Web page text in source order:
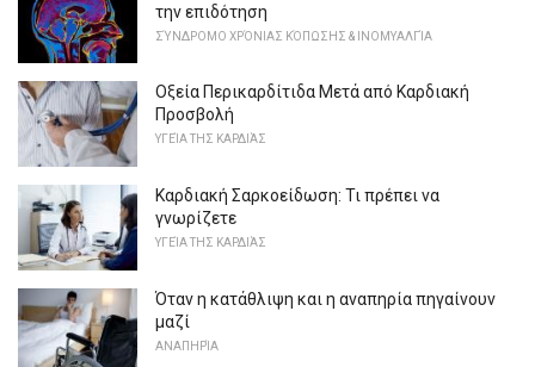
την επιδότηση
ΣΎΝΔΡΟΜΟ ΧΡΌΝΙΑΣ ΚΌΠΩΣΗΣ & ΙΝΟΜΥΑΛΓΊΑ
Οξεία Περικαρδίτιδα Μετά από Καρδιακή
Προσβολή
ΥΓΕΊΑ ΤΗΣ ΚΑΡΔΙΆΣ
Καρδιακή Σαρκοείδωση: Τι πρέπει να
γνωρίζετε
ΥΓΕΊΑ ΤΗΣ ΚΑΡΔΙΆΣ
Όταν η κατάθλιψη και η αναπηρία πηγαίνουν
μαζί
ΑΝΑΠΗΡΊΑ